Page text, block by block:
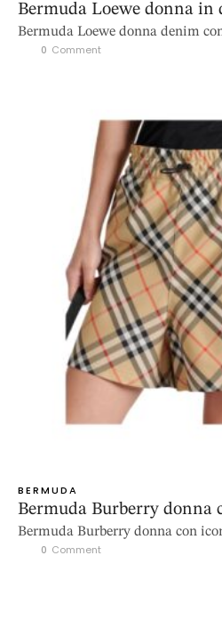
Bermuda Loewe donna in
Bermuda Loewe donna denim
0 Comment
BERMUDA
Bermuda Burberry donna
Bermuda Burberry donna con
0 Comment